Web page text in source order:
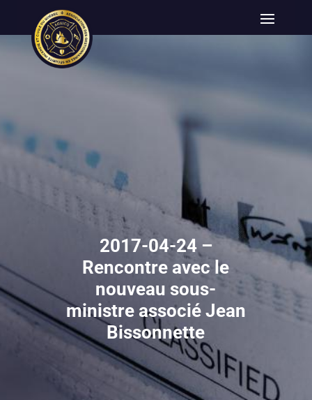
2017-04-24 –
Rencontre avec le
nouveau sous-
ministre associé Jean
Bissonnette